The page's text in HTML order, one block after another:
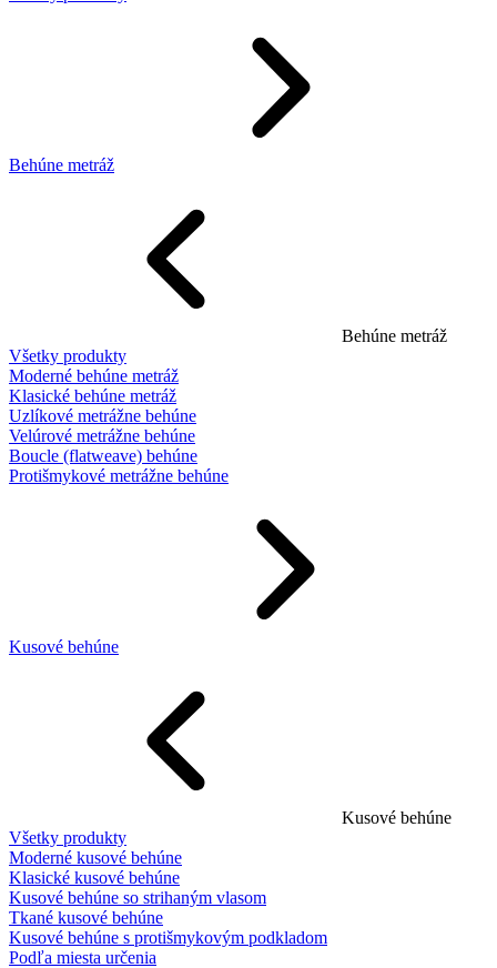
Behúne metráž
Behúne metráž
Všetky produkty
Moderné behúne metráž
Klasické behúne metráž
Uzlíkové metrážne behúne
Velúrové metrážne behúne
Boucle (flatweave) behúne
Protišmykové metrážne behúne
Kusové behúne
Kusové behúne
Všetky produkty
Moderné kusové behúne
Klasické kusové behúne
Kusové behúne so strihaným vlasom
Tkané kusové behúne
Kusové behúne s protišmykovým podkladom
Podľa miesta určenia